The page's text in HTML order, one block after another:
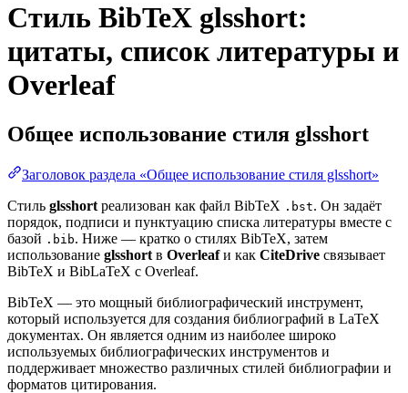
Стиль BibTeX glsshort:
цитаты, список литературы и
Overleaf
Общее использование стиля glsshort
Заголовок раздела «Общее использование стиля glsshort»
Стиль glsshort реализован как файл BibTeX .bst. Он задаёт
порядок, подписи и пунктуацию списка литературы вместе с
базой .bib. Ниже — кратко о стилях BibTeX, затем
использование glsshort в Overleafи как CiteDrive связывает
BibTeX и BibLaTeX с Overleaf.
BibTeX — это мощный библиографический инструмент,
который используется для создания библиографий в LaTeX
документах. Он является одним из наиболее широко
используемых библиографических инструментов и
поддерживает множество различных стилей библиографии и
форматов цитирования.